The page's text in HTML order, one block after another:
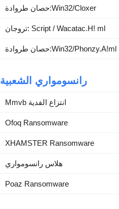
حصان طروادة:Win32/Cloxer
تروجان: Script / Wacatac.H! ml
حصان طروادة:Win32/Phonzy.A!ml
رانسومواري الشعبية
Mmvb انتزاع الفدية
Ofoq Ransomware
XHAMSTER Ransomware
هلاس رانسومواري
Poaz Ransomware